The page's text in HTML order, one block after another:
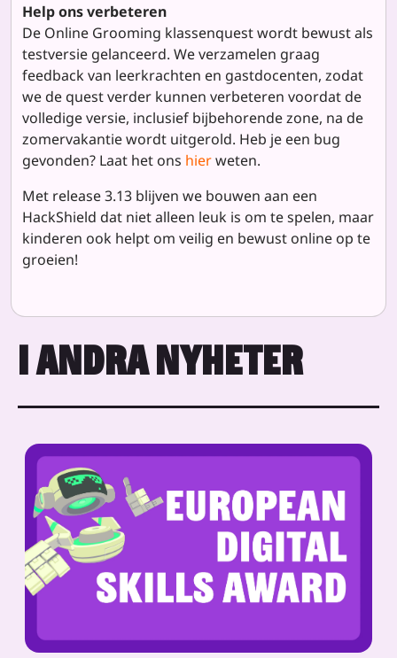
Help ons verbeteren
De Online Grooming klassenquest wordt bewust als
testversie gelanceerd. We verzamelen graag
feedback van leerkrachten en gastdocenten, zodat
we de quest verder kunnen verbeteren voordat de
volledige versie, inclusief bijbehorende zone, na de
zomervakantie wordt uitgerold. Heb je een bug
gevonden? Laat het ons hierweten.
Met release 3.13 blijven we bouwen aan een
HackShield dat niet alleen leuk is om te spelen, maar
kinderen ook helpt om veilig en bewust online op te
groeien!
I ANDRA NYHETER